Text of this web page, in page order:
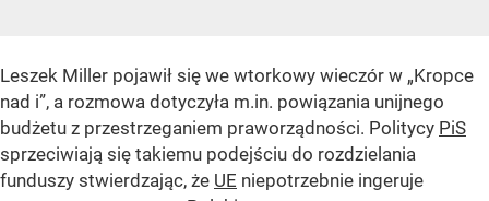
Leszek Miller pojawił się we wtorkowy wieczór w „Kropce
nad i”, a rozmowa dotyczyła m.in. powiązania unijnego
budżetu z przestrzeganiem praworządności. Politycy PiS
sprzeciwiają się takiemu podejściu do rozdzielania
funduszy stwierdzając, że UE niepotrzebnie ingeruje